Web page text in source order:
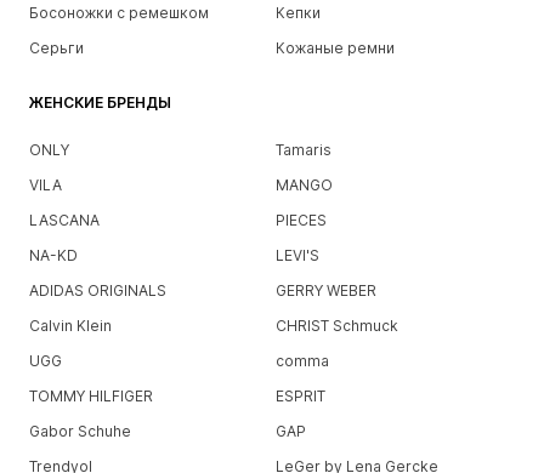
Босоножки с ремешком
Кепки
Серьги
Кожаные ремни
ЖЕНСКИЕ БРЕНДЫ
ONLY
Tamaris
VILA
MANGO
LASCANA
PIECES
NA-KD
LEVI'S
ADIDAS ORIGINALS
GERRY WEBER
Calvin Klein
CHRIST Schmuck
UGG
comma
TOMMY HILFIGER
ESPRIT
Gabor Schuhe
GAP
Trendyol
LeGer by Lena Gercke